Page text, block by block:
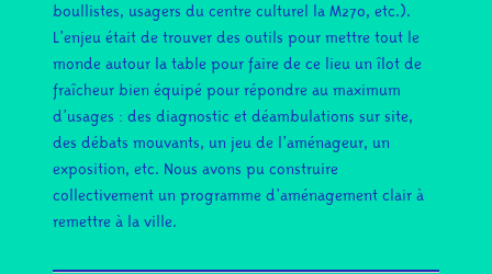
boullistes, usagers du centre culturel la M270, etc.).
L’enjeu était de trouver des outils pour mettre tout le
monde autour la table pour faire de ce lieu un îlot de
fraîcheur bien équipé pour répondre au maximum
d’usages : des diagnostic et déambulations sur site,
des débats mouvants, un jeu de l’aménageur, un
exposition, etc. Nous avons pu construire
collectivement un programme d’aménagement clair à
remettre à la ville.